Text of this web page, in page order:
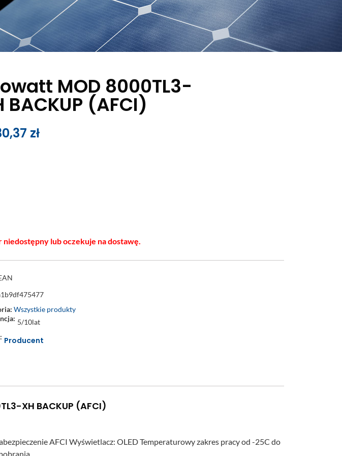
MOD 8000TL3-
BACKUP (AFCI)
zł
niedostępny lub oczekuje na dostawę.
Wszystkie produkty
5/10lat
Producent
XH BACKUP (AFCI)
AFCI Wyświetlacz: OLED Temperaturowy zakres pracy od -25C do